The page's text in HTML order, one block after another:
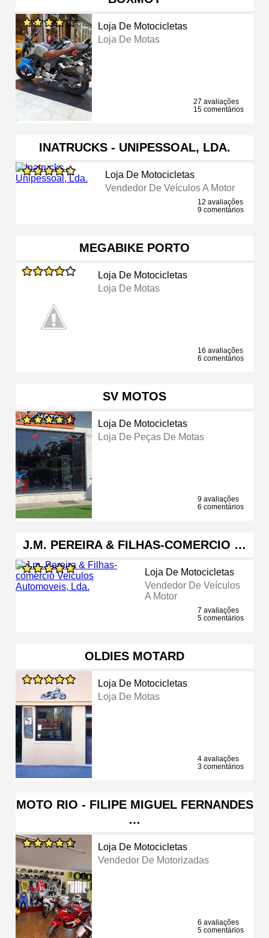
Loja De Motocicletas
Loja De Motas
27 avaliações
15 comentários
INATRUCKS - UNIPESSOAL, LDA.
Loja De Motocicletas
Vendedor De Veículos A Motor
12 avaliações
9 comentários
MEGABIKE PORTO
Loja De Motocicletas
Loja De Motas
16 avaliações
6 comentários
SV MOTOS
Loja De Motocicletas
Loja De Peças De Motas
9 avaliações
6 comentários
J.M. PEREIRA & FILHAS-COMERCIO …
Loja De Motocicletas
Vendedor De Veículos
A Motor
7 avaliações
5 comentários
OLDIES MOTARD
Loja De Motocicletas
Loja De Motas
4 avaliações
3 comentários
MOTO RIO - FILIPE MIGUEL FERNANDES
…
Loja De Motocicletas
Vendedor De Motorizadas
6 avaliações
5 comentários